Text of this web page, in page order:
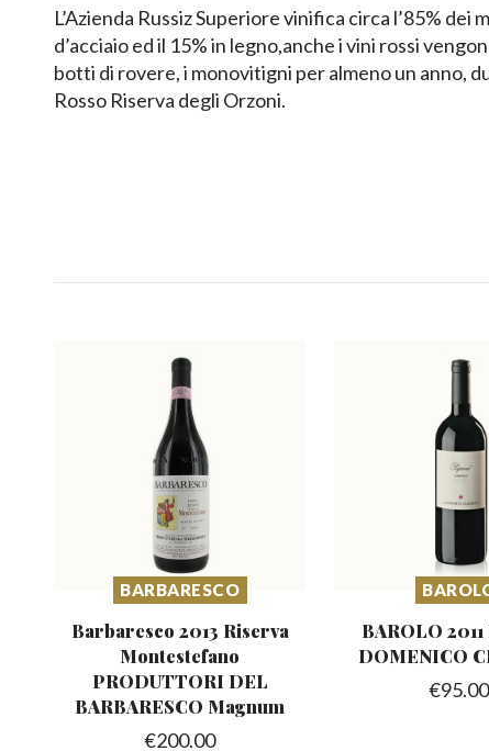
L’Azienda Russiz Superiore vinifica circa l’85% dei
d’acciaio ed il 15% in legno,anche i vini rossi
botti di rovere, i monovitigni per almeno un anno,
Rosso Riserva degli Orzoni.
BARBARESCO
Barbaresco 2013 Riserva
Montestefano
PRODUTTORI DEL
BARBARESCO Magnum
€200.00
BAROLO 2011
DOMENICO
€95.00